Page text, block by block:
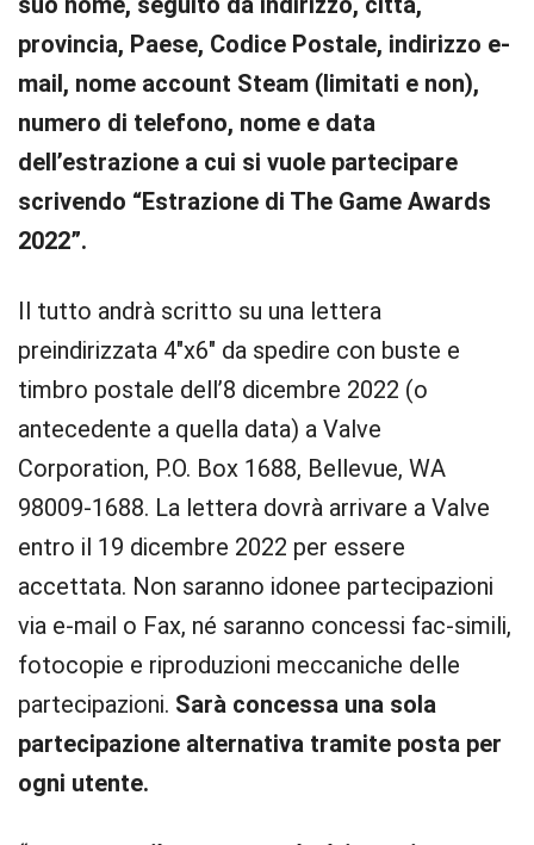
provincia, Paese, Codice Postale, indirizzo e-
mail, nome account Steam (limitati e non),
numero di telefono, nome e data
dell’estrazione a cui si vuole partecipare
scrivendo “Estrazione di The Game Awards
2022”.
Il tutto andrà scritto su una lettera
preindirizzata 4″x6″ da spedire con buste e
timbro postale dell’8 dicembre 2022 (o
antecedente a quella data) a Valve
Corporation, P.O. Box 1688, Bellevue, WA
98009-1688. La lettera dovrà arrivare a Valve
entro il 19 dicembre 2022 per essere
accettata. Non saranno idonee partecipazioni
via e-mail o Fax, né saranno concessi fac-simili,
fotocopie e riproduzioni meccaniche delle
partecipazioni. Sarà concessa una sola
partecipazione alternativa tramite posta per
ogni utente.